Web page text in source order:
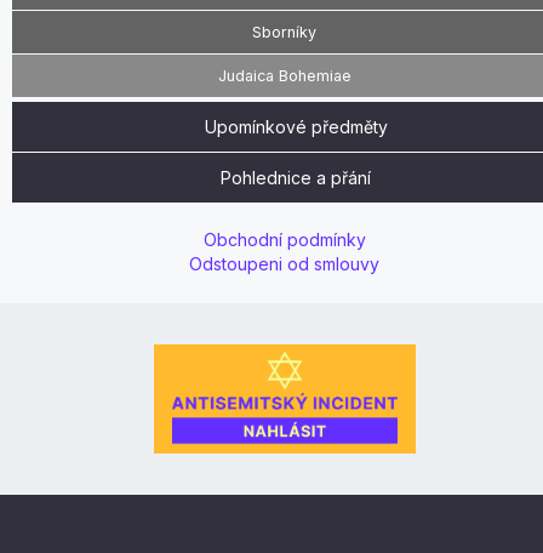
Sborníky
Judaica Bohemiae
Upomínkové předměty
Pohlednice a přání
Obchodní podmínky
Odstoupeni od smlouvy